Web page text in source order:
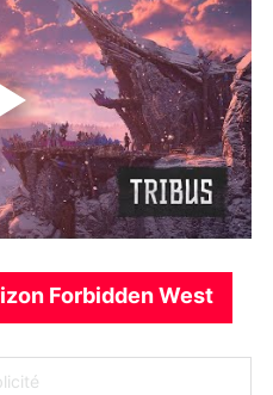
Forbidden West